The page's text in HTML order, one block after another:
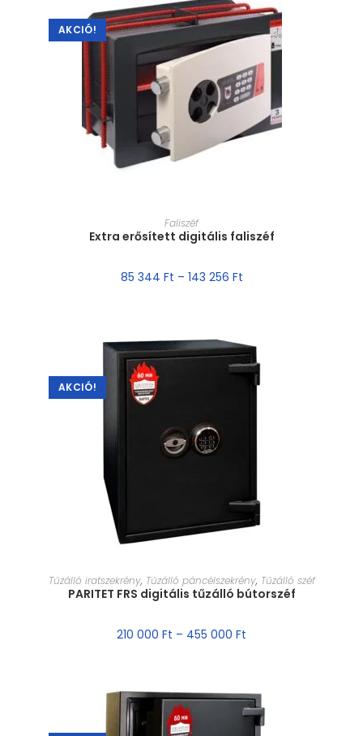
AKCIÓ!
MÉRET VÁLASZTÁSA
Faliszéf
Extra erősített digitális faliszéf
85 344 Ft – 143 256 Ft
AKCIÓ!
MÉRET VÁLASZTÁSA
Tűzálló iratszekrény, Tűzálló páncélszekrény, Tűzálló széf
PARITET FRS digitális tűzálló bútorszéf
210 000 Ft – 455 000 Ft